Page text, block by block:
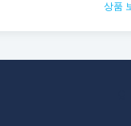
상품